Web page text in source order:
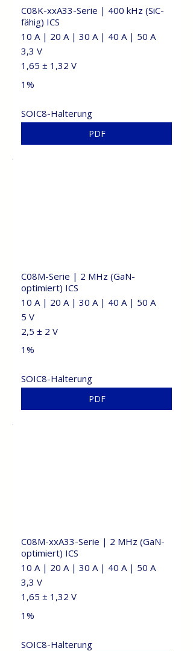
PDF
1,65 ± 1,32 V
3,3 V
10 A | 20 A | 30 A | 40 A | 50 A
1%
SOIC8-Halterung
C08K-xxA33-Serie | 400 kHz (SiC-
fähig) ICS
PDF
2,5 ± 2 V
5 V
10 A | 20 A | 30 A | 40 A | 50 A
1%
SOIC8-Halterung
C08M-Serie | 2 MHz (GaN-
optimiert) ICS
1,65 ± 1,32 V
3,3 V
10 A | 20 A | 30 A | 40 A | 50 A
1%
SOIC8-Halterung
C08M-xxA33-Serie | 2 MHz (GaN-
optimiert) ICS